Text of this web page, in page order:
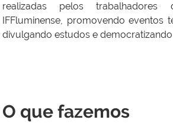
realizadas pelos
IFFluminense, promovendo eventos
divulgando estudos e
O que fazemos